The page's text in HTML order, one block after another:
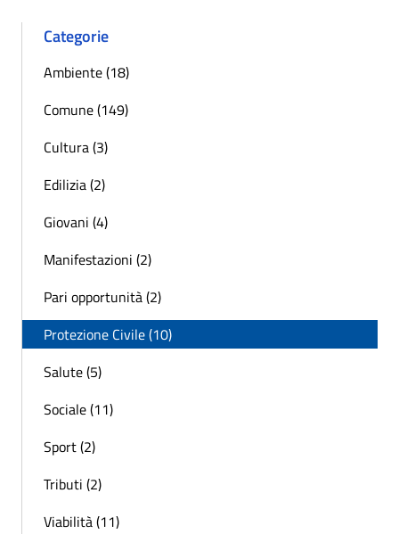
Categorie
Ambiente (18)
Comune (149)
Cultura (3)
Edilizia (2)
Giovani (4)
Manifestazioni (2)
Pari opportunità (2)
Protezione Civile (10)
Salute (5)
Sociale (11)
Sport (2)
Tributi (2)
Viabilità (11)